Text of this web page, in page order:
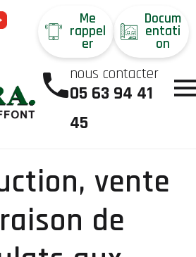
Me
rappel
er
Docum
entati
on
nous contacter
05 63 94 41
45
vente
de